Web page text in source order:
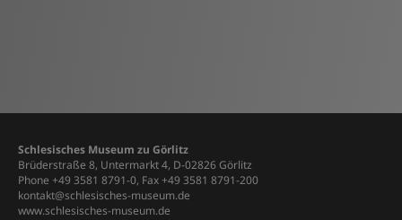
Schlesisches Museum zu Görlitz
Brüderstraße 8, Untermarkt 4, D-02826 Görlitz
Phone +49 3581 8791-0, Fax +49 3581 8791-200
kontakt@schlesisches-museum.de
www.schlesisches-museum.de